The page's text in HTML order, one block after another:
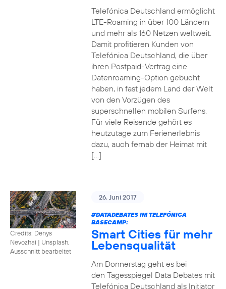
Telefónica Deutschland ermöglicht
LTE-Roaming in über 100 Ländern
und mehr als 160 Netzen weltweit.
Damit profitieren Kunden von
Telefónica Deutschland, die über
ihren Postpaid-Vertrag eine
Datenroaming-Option gebucht
haben, in fast jedem Land der Welt
von den Vorzügen des
superschnellen mobilen Surfens.
Für viele Reisende gehört es
heutzutage zum Ferienerlebnis
dazu, auch fernab der Heimat mit
[…]
Credits: Denys
Nevozhai | Unsplash,
Ausschnitt bearbeitet
26. Juni 2017
#DATADEBATESIM TELEFÓNICA
BASECAMP:
Smart Cities für mehr
Lebensqualität
Am Donnerstag geht es bei
den Tagesspiegel Data Debates mit
Telefónica Deutschland als Initiator